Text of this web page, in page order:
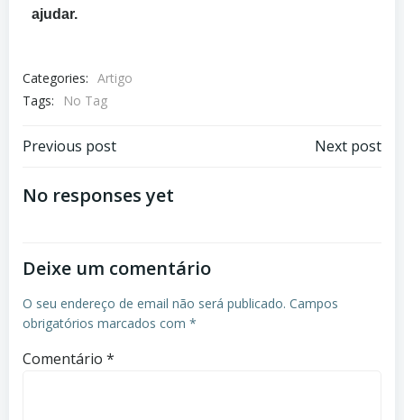
ajudar.
Categories: Artigo
Tags:
No Tag
Previous post Next post
No responses yet
Deixe um comentário
O seu endereço de email não será publicado. Campos
obrigatórios marcados com *
Comentário *